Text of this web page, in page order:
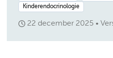
Kinderendocrinologie
22 december 2025